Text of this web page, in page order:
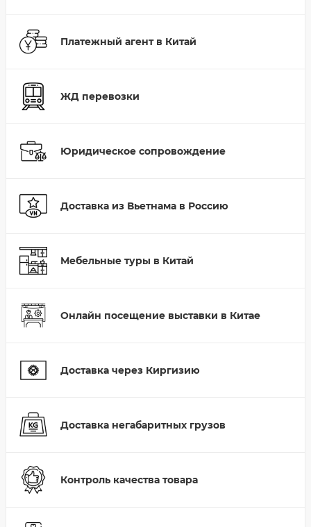
Платежный агент в Китай
ЖД перевозки
Юридическое сопровождение
Доставка из Вьетнама в Россию
Мебельные туры в Китай
Онлайн посещение выставки в Китае
Доставка через Киргизию
Доставка негабаритных грузов
Контроль качества товара